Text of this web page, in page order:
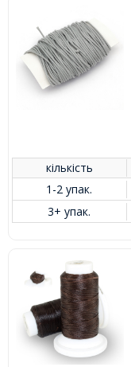
кількість
1-2 упак.
3+ упак.